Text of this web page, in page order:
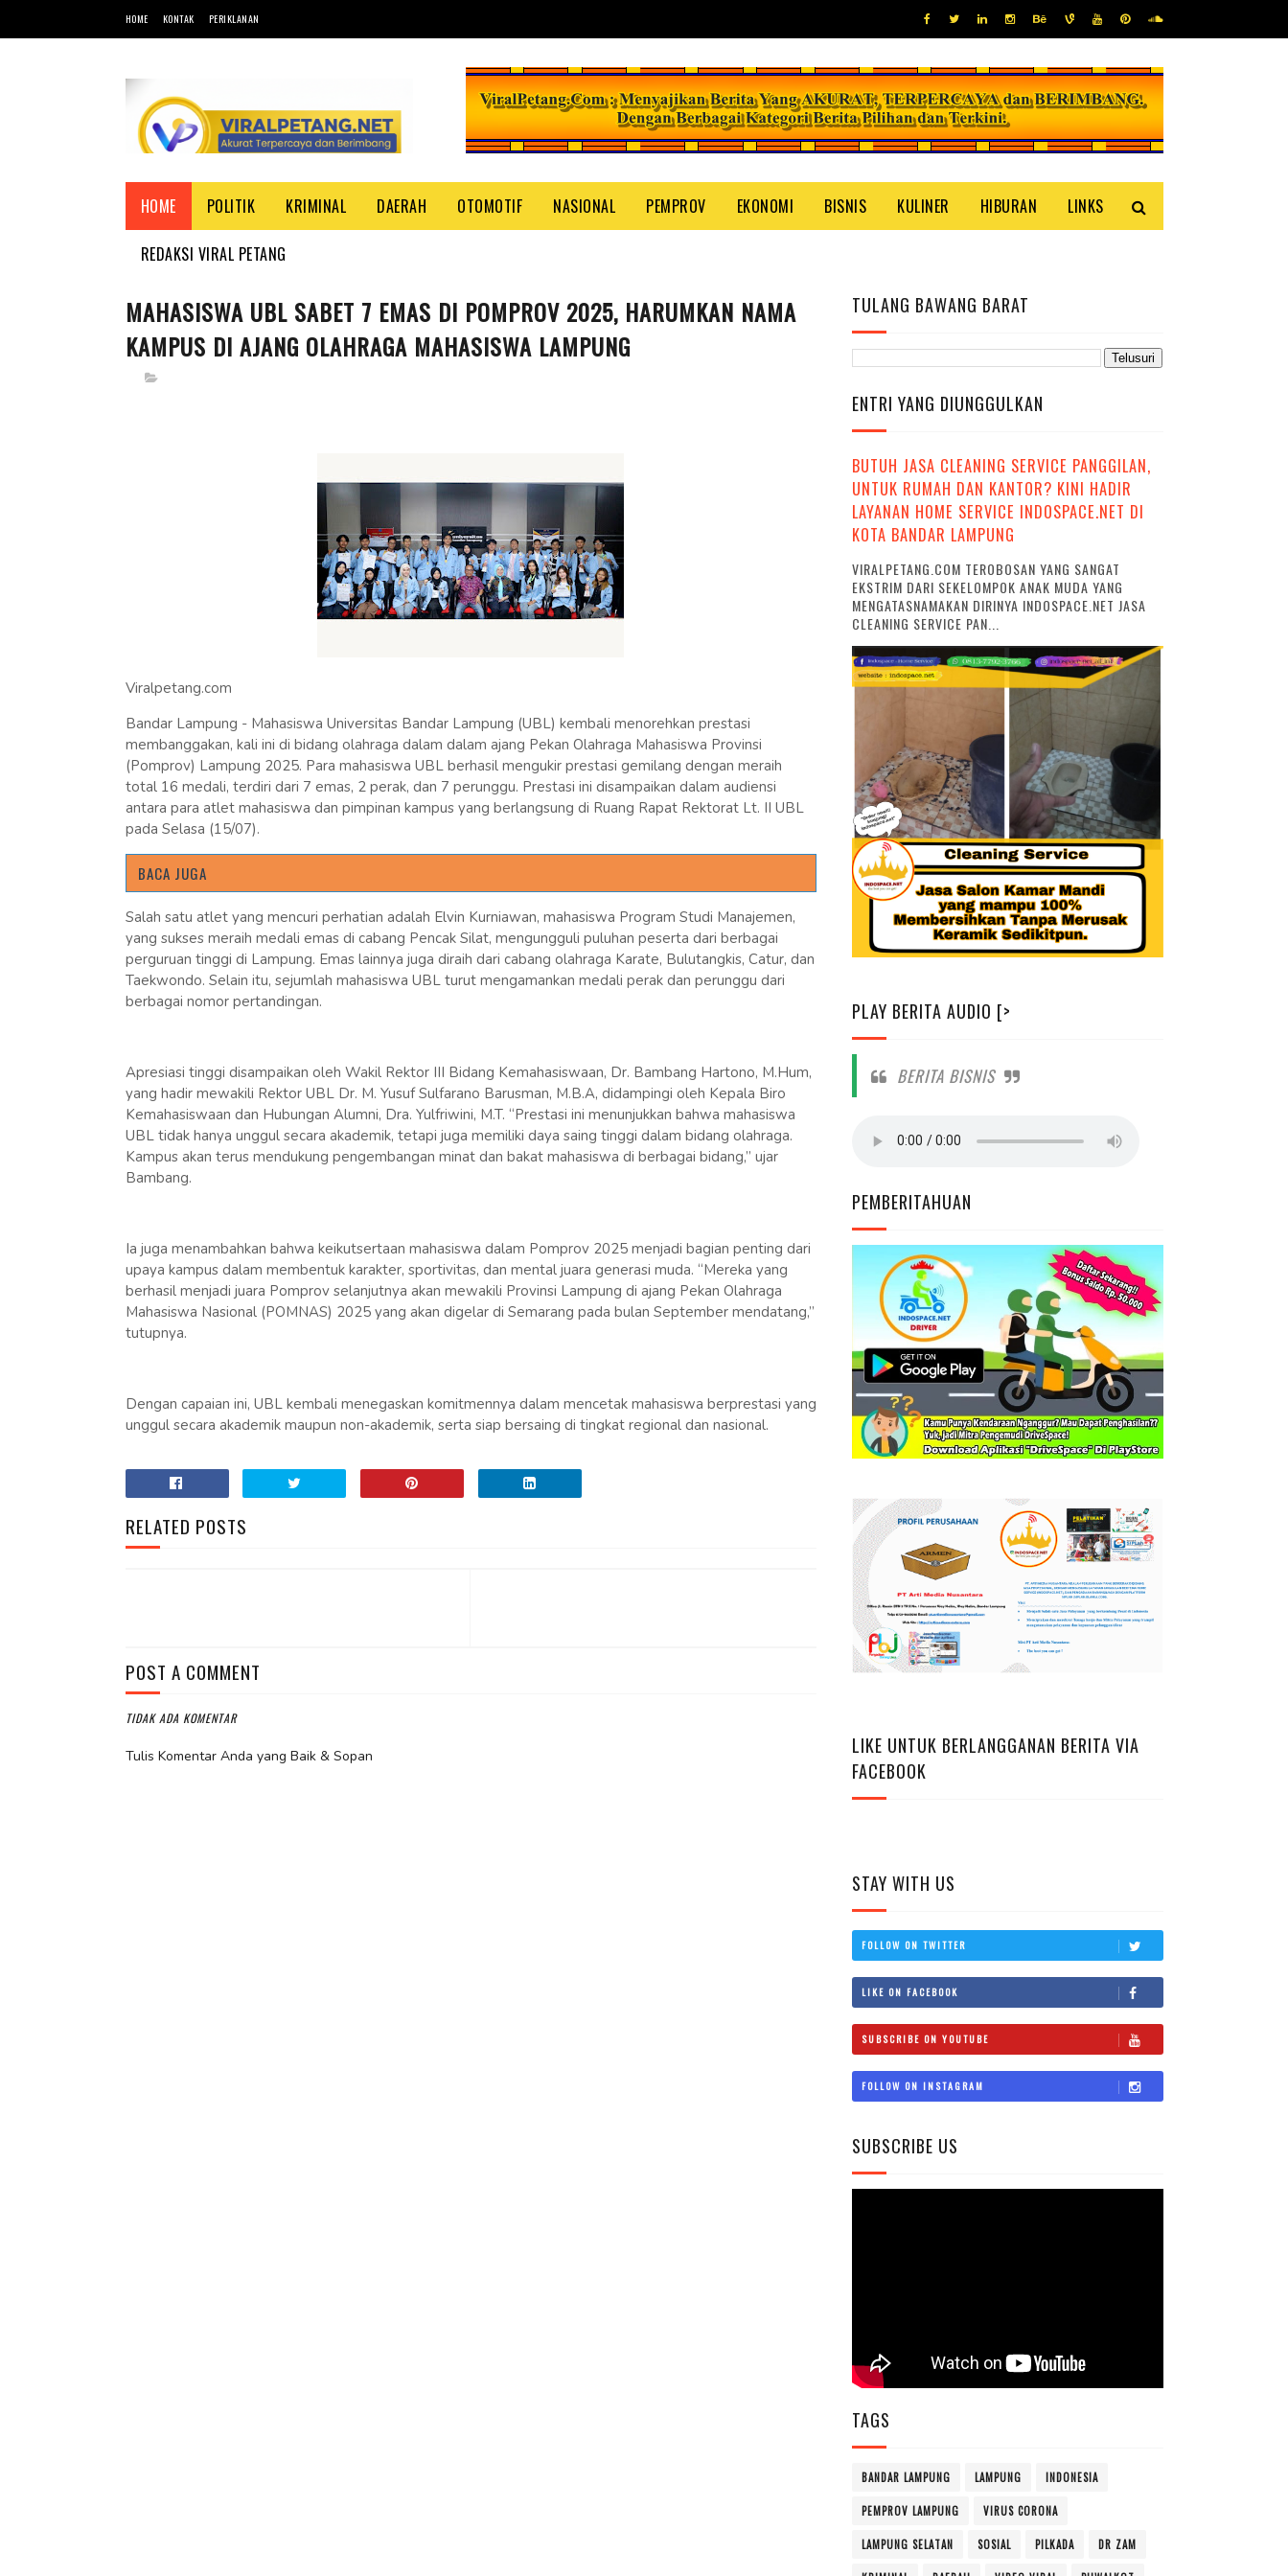
HOME KONTAK PERIKLANAN
HOME POLITIK KRIMINAL DAERAH OTOMOTIF NASIONAL PEMPROV EKONOMI BISNIS KULINER HIBURAN LINKS
REDAKSI VIRAL PETANG
MAHASISWA UBL SABET 7 EMAS DI POMPROV 2025, HARUMKAN NAMA
KAMPUS DI AJANG OLAHRAGA MAHASISWA LAMPUNG
Viralpetang.com
Bandar Lampung - Mahasiswa Universitas Bandar Lampung (UBL) kembali menorehkan prestasi
membanggakan, kali ini di bidang olahraga dalam dalam ajang Pekan Olahraga Mahasiswa Provinsi
(Pomprov) Lampung 2025. Para mahasiswa UBL berhasil mengukir prestasi gemilang dengan meraih
total 16 medali, terdiri dari 7 emas, 2 perak, dan 7 perunggu. Prestasi ini disampaikan dalam audiensi
antara para atlet mahasiswa dan pimpinan kampus yang berlangsung di Ruang Rapat Rektorat Lt. II UBL
pada Selasa (15/07).
BACA JUGA
Salah satu atlet yang mencuri perhatian adalah Elvin Kurniawan, mahasiswa Program Studi Manajemen,
yang sukses meraih medali emas di cabang Pencak Silat, mengungguli puluhan peserta dari berbagai
perguruan tinggi di Lampung. Emas lainnya juga diraih dari cabang olahraga Karate, Bulutangkis, Catur, dan
Taekwondo. Selain itu, sejumlah mahasiswa UBL turut mengamankan medali perak dan perunggu dari
berbagai nomor pertandingan.
Apresiasi tinggi disampaikan oleh Wakil Rektor III Bidang Kemahasiswaan, Dr. Bambang Hartono, M.Hum,
yang hadir mewakili Rektor UBL Dr. M. Yusuf Sulfarano Barusman, M.B.A, didampingi oleh Kepala Biro
Kemahasiswaan dan Hubungan Alumni, Dra. Yulfriwini, M.T. “Prestasi ini menunjukkan bahwa mahasiswa
UBL tidak hanya unggul secara akademik, tetapi juga memiliki daya saing tinggi dalam bidang olahraga.
Kampus akan terus mendukung pengembangan minat dan bakat mahasiswa di berbagai bidang,” ujar
Bambang.
Ia juga menambahkan bahwa keikutsertaan mahasiswa dalam Pomprov 2025 menjadi bagian penting dari
upaya kampus dalam membentuk karakter, sportivitas, dan mental juara generasi muda. “Mereka yang
berhasil menjadi juara Pomprov selanjutnya akan mewakili Provinsi Lampung di ajang Pekan Olahraga
Mahasiswa Nasional (POMNAS) 2025 yang akan digelar di Semarang pada bulan September mendatang,”
tutupnya.
Dengan capaian ini, UBL kembali menegaskan komitmennya dalam mencetak mahasiswa berprestasi yang
unggul secara akademik maupun non-akademik, serta siap bersaing di tingkat regional dan nasional.
RELATED POSTS
POST A COMMENT
TIDAK ADA KOMENTAR
Tulis Komentar Anda yang Baik & Sopan
TULANG BAWANG BARAT
ENTRI YANG DIUNGGULKAN
BUTUH JASA CLEANING SERVICE PANGGILAN,
UNTUK RUMAH DAN KANTOR? KINI HADIR
LAYANAN HOME SERVICE INDOSPACE.NET DI
KOTA BANDAR LAMPUNG
VIRALPETANG.COM TEROBOSAN YANG SANGAT
EKSTRIM DARI SEKELOMPOK ANAK MUDA YANG
MENGATASNAMAKAN DIRINYA INDOSPACE.NET JASA
CLEANING SERVICE PAN...
PLAY BERITA AUDIO [>
BERITA BISNIS
PEMBERITAHUAN
LIKE UNTUK BERLANGGANAN BERITA VIA
FACEBOOK
STAY WITH US
FOLLOW ON TWITTER
LIKE ON FACEBOOK
SUBSCRIBE ON YOUTUBE
FOLLOW ON INSTAGRAM
SUBSCRIBE US
TAGS
BANDAR LAMPUNG LAMPUNG INDONESIA
PEMPROV LAMPUNG VIRUS CORONA
LAMPUNG SELATAN SOSIAL PILKADA DR ZAM